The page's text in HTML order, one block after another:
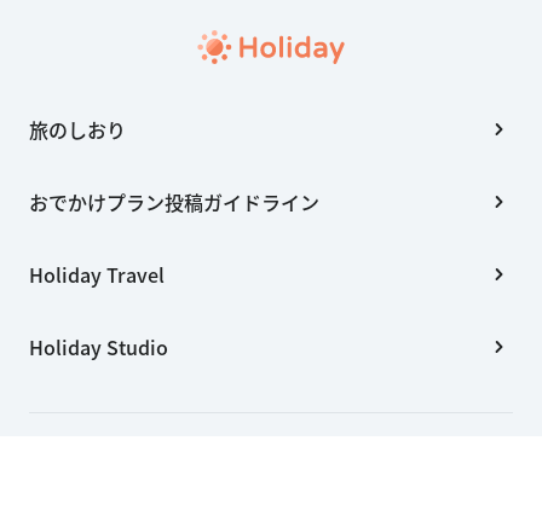
旅のしおり
おでかけプラン投稿ガイドライン
Holiday Travel
Holiday Studio